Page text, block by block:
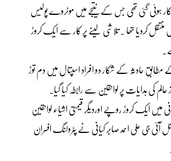
ہوئی گئی تھی جس کے نتیجے میں موٹروے پولیس
کردیا تھا ۔ تلاشی لینے پر کار سے ایک کروڑ
حادثہ کے شکار دو افراد اسپتال میں دم توڑ
عالم کی ہدایات پر لواحقین سے رابطہ کیا گیا۔
ایک کروڑ روپے اوردیگر قیمتی اشیاء لواحقین
جی علی احمد صابر کیانی نے پٹرولنگ افسران